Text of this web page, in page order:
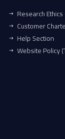
Research
Customer
Help Section
Website Policy